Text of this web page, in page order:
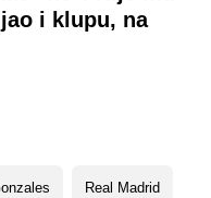
i klupu, na
Real Madrid